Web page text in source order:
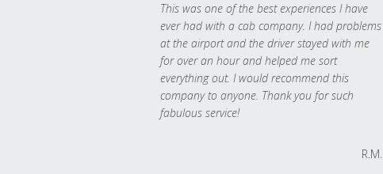
This was one of the best experiences I have
ever had with a cab company. I had problems
at the airport and the driver stayed with me
for over an hour and helped me sort
everything out. I would recommend this
company to anyone. Thank you for such
fabulous service!
R.M.